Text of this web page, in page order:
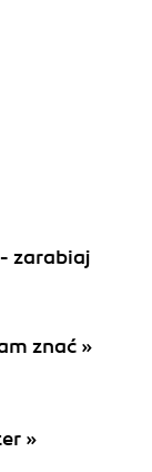
zarabiaj
znać »
»